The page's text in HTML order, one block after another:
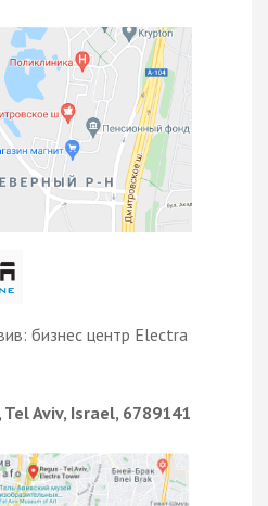
бизнес центр Electra
Aviv, Israel, 6789141